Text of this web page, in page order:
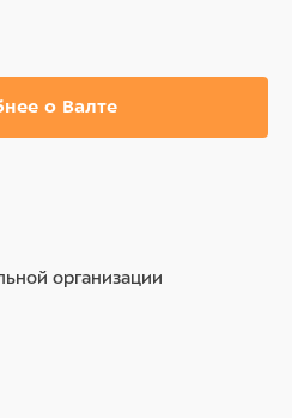
о Валте
организации